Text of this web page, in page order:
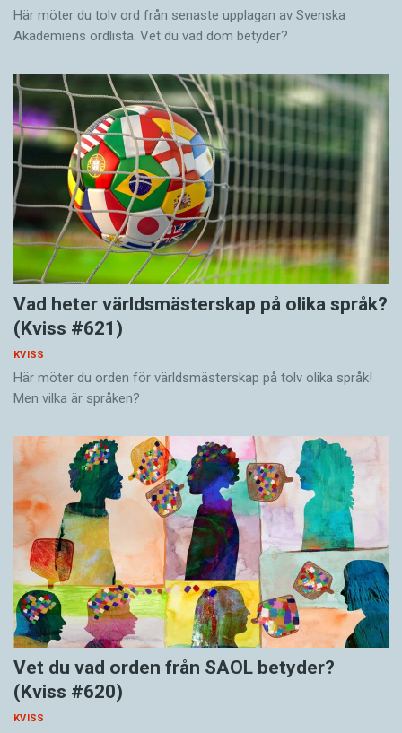
Här möter du tolv ord från senaste upplagan av Svenska
Akademiens ordlista. Vet du vad dom betyder?
Vad heter världsmästerskap på olika språk?
(Kviss #621)
KVISS
Här möter du orden för världsmästerskap på tolv olika språk!
Men vilka är språken?
Vet du vad orden från SAOL betyder?
(Kviss #620)
KVISS